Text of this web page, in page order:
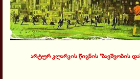
არტურ კლარკის წიგნის "ბავშვობის